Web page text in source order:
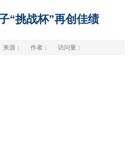
“挑战杯”再创佳绩
来源： 作者： 访问量：